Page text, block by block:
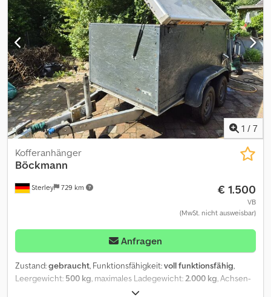
Optionen und Zubehör für diesen Anhänger: Alufelgen
Videoüberwachung inkl. Rückfahrkamera Sattelablagebügel
seitlich Klappbares Fohlengitter Anfahrspiegel Reserverad *
Klappbare Aufstiegshilfe an Heckklappe
1 / 7
Sterley 729 km
Kofferanhänger
Böckmann
€ 1.500
VB
(MwSt. nicht ausweisbar)
Anfragen
Zustand:gebraucht, Funktionsfähigkeit:voll funktionsfähig,
Leergewicht: 500 kg , maximales Ladegewicht: 2.000 kg , Achsen-
, nächste Prüfung (TÜV):